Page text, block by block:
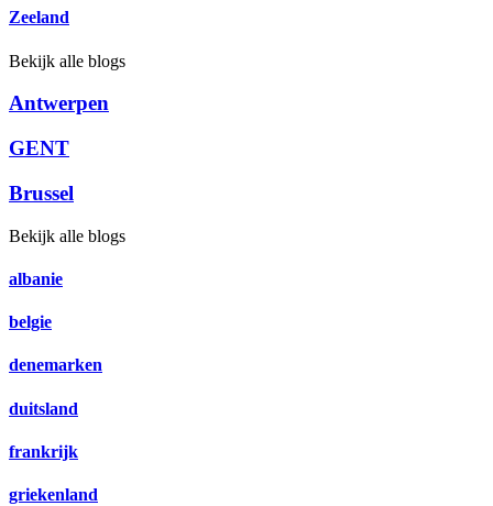
Zeeland
Bekijk alle blogs
Antwerpen
GENT
Brussel
Bekijk alle blogs
albanie
belgie
denemarken
duitsland
frankrijk
griekenland